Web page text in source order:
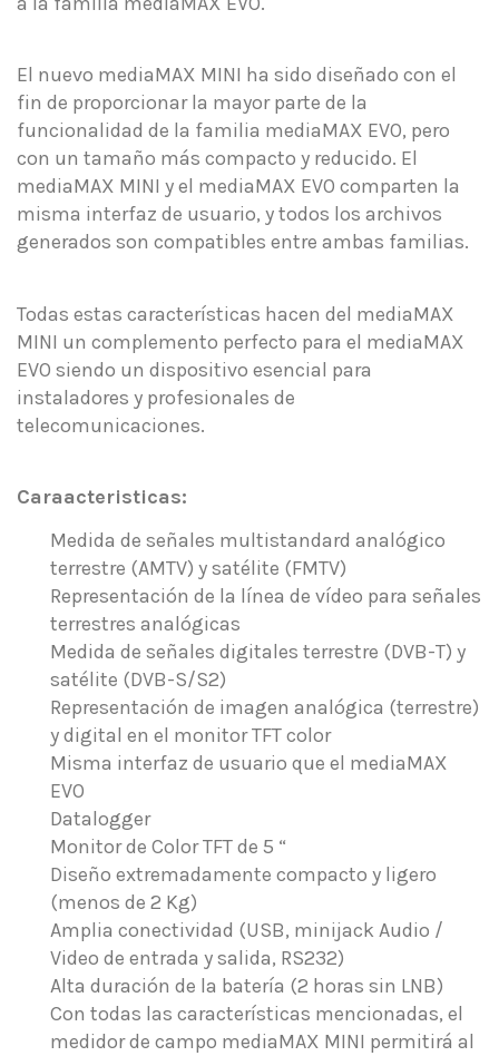
El nuevo mediaMAX MINI ha sido diseñado con el
fin de proporcionar la mayor parte de la
funcionalidad de la familia mediaMAX EVO, pero
con un tamaño más compacto y reducido. El
mediaMAX MINI y el mediaMAX EVO comparten la
misma interfaz de usuario, y todos los archivos
generados son compatibles entre ambas familias.
Todas estas características hacen del mediaMAX
MINI un complemento perfecto para el mediaMAX
EVO siendo un dispositivo esencial para
instaladores y profesionales de
telecomunicaciones.
Caraacteristicas:
Medida de señales multistandard analógico
terrestre (AMTV) y satélite (FMTV)
Representación de la línea de vídeo para señales
terrestres analógicas
Medida de señales digitales terrestre (DVB-T) y
satélite (DVB-S/S2)
Representación de imagen analógica (terrestre)
y digital en el monitor TFT color
Misma interfaz de usuario que el mediaMAX
EVO
Datalogger
Monitor de Color TFT de 5 “
Diseño extremadamente compacto y ligero
(menos de 2 Kg)
Amplia conectividad (USB, minijack Audio /
Video de entrada y salida, RS232)
Alta duración de la batería (2 horas sin LNB)
Con todas las características mencionadas, el
medidor de campo mediaMAX MINI permitirá al